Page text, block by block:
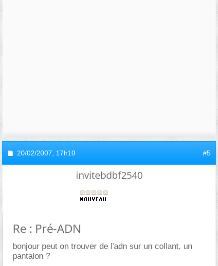
20/02/2007, 17h10 #5
invitebdbf2540
Re : Pré-ADN
bonjour peut on trouver de l'adn sur un collant, un
pantalon ?